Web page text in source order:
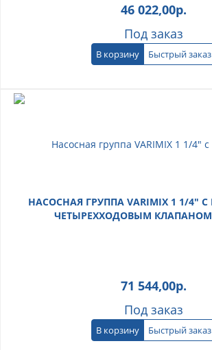
46 022,00р.
Под заказ
В корзину Быстрый заказ
НАСОСНАЯ ГРУППА VARIMIX 1 1/4"
ЧЕТЫРЕХХОДОВЫМ КЛАПАНОМ,
71 544,00р.
Под заказ
В корзину Быстрый заказ